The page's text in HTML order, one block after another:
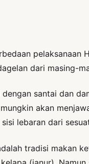
pelaksanaan
dari masing-
santai dan
akan
lebaran dari
tradisi makan